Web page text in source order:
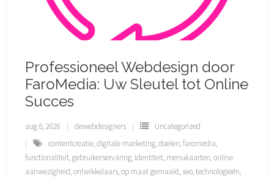
Professioneel Webdesign door
FaroMedia: Uw Sleutel tot Online
Succes
aug 8, 2026 dewebdesigners
Uncategorized
contentcreatie,digitale marketing,doelen,faromedia,
functionaliteit,gebruikerservaring, identiteit, menukaarten,online
aanwezigheid,ontwikkelaars,op maat gemaakt, seo,technologieën,